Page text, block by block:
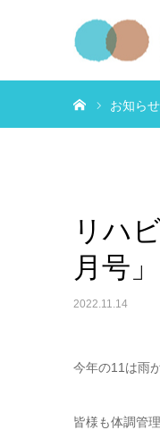
お知らせ
リハ
月号」
2022.11.14
今年の11は雨
皆様も体調管